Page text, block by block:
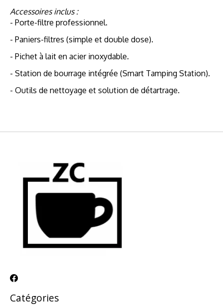
Accessoires inclus :
- Porte-filtre professionnel.
- Paniers-filtres (simple et double dose).
- Pichet à lait en acier inoxydable.
- Station de bourrage intégrée (Smart Tamping Station).
- Outils de nettoyage et solution de détartrage.
Catégories